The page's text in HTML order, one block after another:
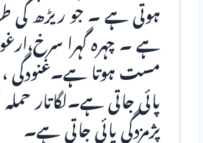
ہوتی ہے ۔ جو ریڑھ کی
ہے ۔ چہرہ گہرا
مست ہوتا ہے۔غنودگی
پائی جاتی ہے۔لگاتار حملہ
پژمزدگی پائی جاتی ہے۔